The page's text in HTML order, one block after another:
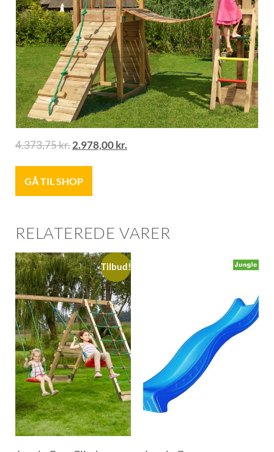
4.373,75kr.2.978,00kr.
GÅ TIL SHOP
RELATEREDE VARER
Tilbud!